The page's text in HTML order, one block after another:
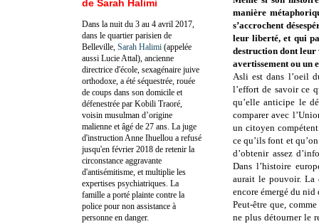
manière
s’accrochent
leur liberté, et qui
destruction dont leur
avertissement ou un
Asli est dans l’oeil
l’effort de savoir ce
qu’elle anticipe le
comparer avec
un citoyen
ce qu’ils font et
d’obtenir assez
Dans l’histoire
aurait le pouvoir. La
encore émergé du nid
Peut-être que,
ne plus détourner le
de Sarah Halimi
Dans la nuit du 3 au 4 avril 2017,
dans le quartier parisien de
Belleville, Sarah Halimi (appelée
aussi Lucie Attal), ancienne
directrice d'école, sexagénaire juive
orthodoxe, a été séquestrée, rouée
de coups dans son domicile et
défenestrée par Kobili Traoré,
voisin musulman d’origine
malienne et âgé de 27 ans. La juge
d'instruction Anne Ihuellou a refusé
jusqu'en février 2018 de retenir la
circonstance aggravante
d'antisémitisme, et multiplie les
expertises psychiatriques. La
famille a porté plainte contre la
police pour non assistance à
personne en danger.